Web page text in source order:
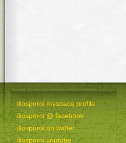
iliosporoi myspace profile
iliosporoi @ facebook
iliosporoi on twitter
iliosporoi youtube